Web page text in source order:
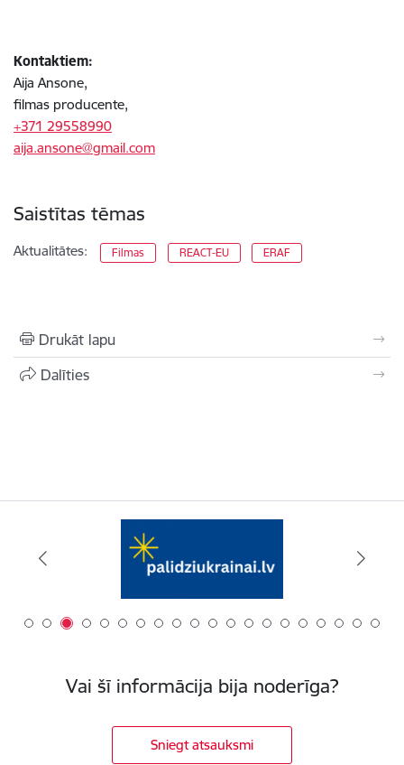
Kontaktiem:
Aija Ansone,
filmas producente,
+371 29558990
aija.ansone@gmail.com
Saistītas tēmas
Aktualitātes: Filmas REACT-EU ERAF
Drukāt lapu
Dalīties
Vai šī informācija bija noderīga?
Sniegt atsauksmi